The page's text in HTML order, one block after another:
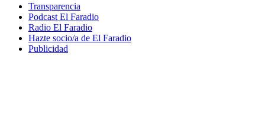
Transparencia
Podcast El Faradio
Radio El Faradio
Hazte socio/a de El Faradio
Publicidad